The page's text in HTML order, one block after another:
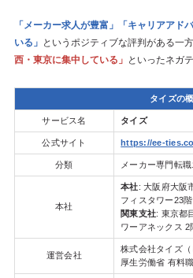
「メーカー求人が豊富」「キャリアアド
いる」 というポジティブな評判がある一方
西・東京に集中している」 といったネガ
タイズの
サービス名 タイズ
公式サイト https://ee-
分類 メーカー専門転
本社
本社: 大阪府大阪
フィスタワー23階
関東支社: 東京都
ワーアネックス 2
運営会社
株式会社タイズ（
厚生労働省 有料